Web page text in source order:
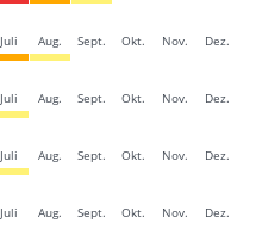
Juli Aug. Sept. Okt. Nov. Dez.
Juli Aug. Sept. Okt. Nov. Dez.
Juli Aug. Sept. Okt. Nov. Dez.
Juli Aug. Sept. Okt. Nov. Dez.